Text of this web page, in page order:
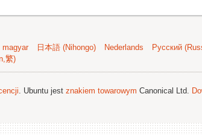
magyar 日本語 (Nihongo) Nederlands Русский
繁)
. Ubuntu jest znakiem towarowym Canonical Ltd.